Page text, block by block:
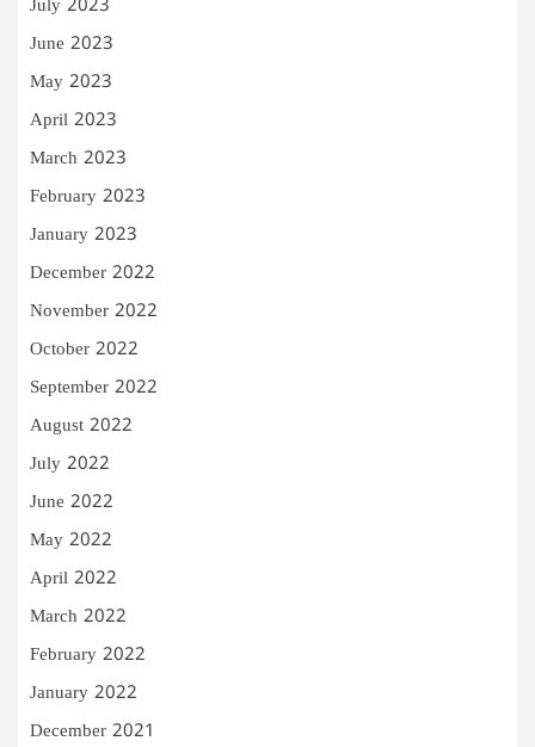
July 2023
June 2023
May 2023
April 2023
March 2023
February 2023
January 2023
December 2022
November 2022
October 2022
September 2022
August 2022
July 2022
June 2022
May 2022
April 2022
March 2022
February 2022
January 2022
December 2021